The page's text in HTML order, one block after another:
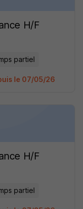
H/F
partiel
le 07/05/26
H/F
partiel